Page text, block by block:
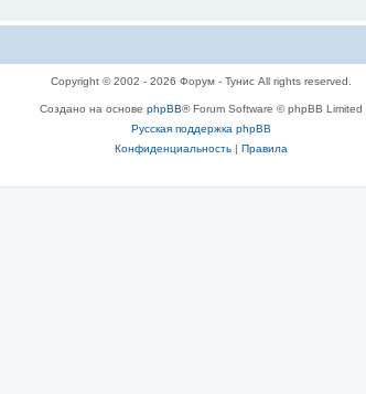
Copyright © 2002 - 2026 Форум - Тунис All rights reserved.
Создано на основе phpBB® Forum Software © phpBB Limited
Русская поддержка phpBB
Конфиденциальность| Правила